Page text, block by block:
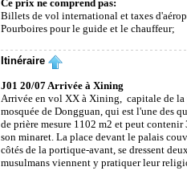
Ce prix ne comprend pas:
Billets de vol international et taxes
Pourboires pour le guide et le chauffeur;
Itinéraire
J01 20/07 Arrivée à Xining
Arrivée en vol XX à Xining, capitale de la
mosquée de Dongguan, qui est l'une des
de prière mesure 1102 m2 et peut
son minaret. La place devant le palais
côtés de la portique-avant, se dressent
musulmans viennent y pratiquer leur